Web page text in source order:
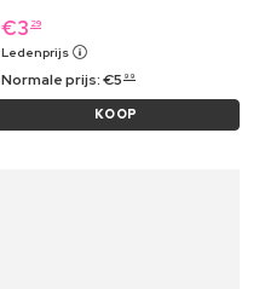
€3 29
Ledenprijs
Normale prijs:€5 99
KOOP